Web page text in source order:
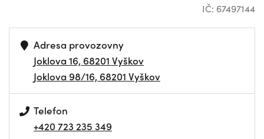
IČ: 67497144
Adresa provozovny
Joklova 16, 68201 Vyškov
Joklova 98/16, 68201 Vyškov
Telefon
+420 723 235 349